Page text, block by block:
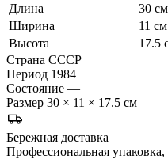
Длина
30 см
Ширина
11 см
Высота
17.5
Страна СССР
Период 1984
Состояние —
Размер 30 × 11 × 17.5 см
Бережная доставка
Профессиональная